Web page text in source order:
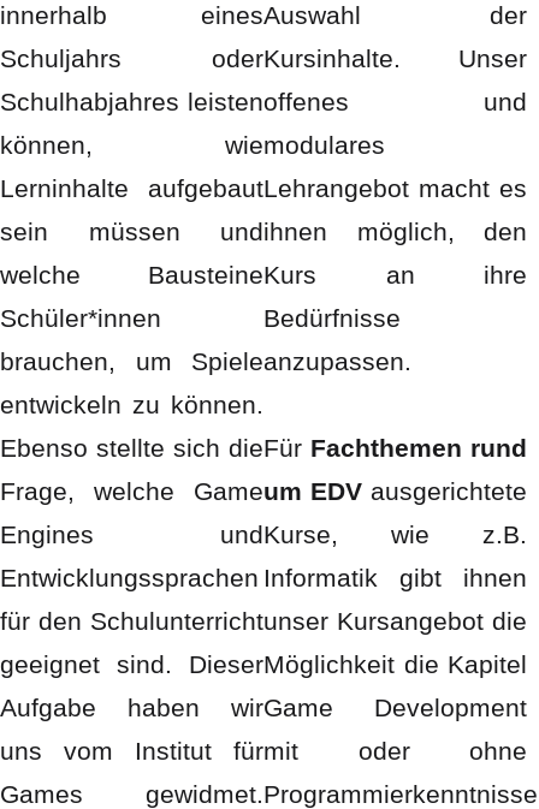
innerhalb eines
Schuljahrs oder
Schulhabjahres leisten
können, wie
Lerninhalte aufgebaut
sein müssen und
welche Bausteine
Schüler*innen
brauchen, um Spiele
entwickeln zu können.
Ebenso stellte sich die
Frage, welche Game
Engines und
Entwicklungssprachen
für den Schulunterricht
geeignet sind. Dieser
Aufgabe haben wir
uns vom Institut für
Games gewidmet.
Auswahl der
Kursinhalte. Unser
offenes und
modulares
Lehrangebot macht es
ihnen möglich, den
Kurs an ihre
Bedürfnisse
anzupassen.
Für Fachthemen rund
um EDV ausgerichtete
Kurse, wie z.B.
Informatik gibt ihnen
unser Kursangebot die
Möglichkeit die Kapitel
Game Development
mit oder ohne
Programmierkenntnisse